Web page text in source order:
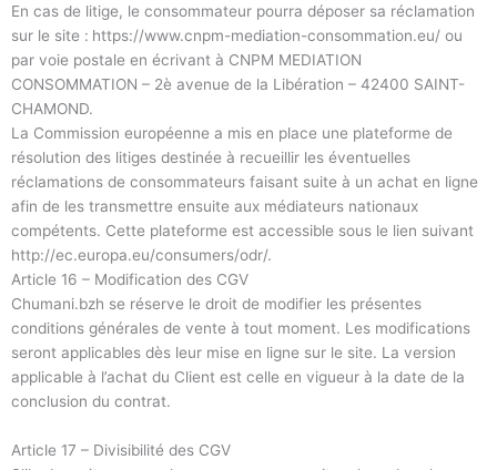
En cas de litige, le consommateur pourra déposer sa réclamation
sur le site : https://www.cnpm-mediation-consommation.eu/ ou
par voie postale en écrivant à CNPM MEDIATION
CONSOMMATION – 2è avenue de la Libération – 42400 SAINT-
CHAMOND.
La Commission européenne a mis en place une plateforme de
résolution des litiges destinée à recueillir les éventuelles
réclamations de consommateurs faisant suite à un achat en ligne
afin de les transmettre ensuite aux médiateurs nationaux
compétents. Cette plateforme est accessible sous le lien suivant
http://ec.europa.eu/consumers/odr/.
Article 16 – Modification des CGV
Chumani.bzh se réserve le droit de modifier les présentes
conditions générales de vente à tout moment. Les modifications
seront applicables dès leur mise en ligne sur le site. La version
applicable à l’achat du Client est celle en vigueur à la date de la
conclusion du contrat.
Article 17 – Divisibilité des CGV